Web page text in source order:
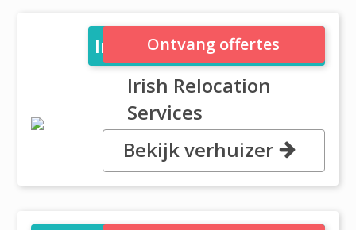
Irish Relocation Services
Irish Relocation
Services
, 5 Edgewater Road, Belfast
Ontvang offertes
Bekijk verhuizer